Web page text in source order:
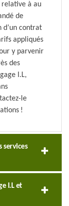
à au
de
d’un contrat
appliqués
y parvenir
des
I.L,
le
!
services
I.L et